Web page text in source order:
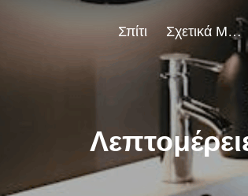
Σπίτι Σχετικά Με Εμάς